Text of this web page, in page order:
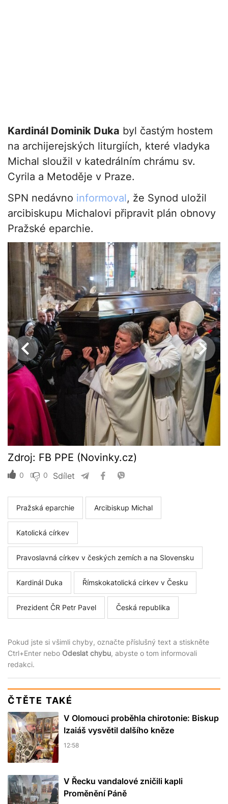
Kardinál Dominik Duka byl častým hostem
na archijerejských liturgiích, které vladyka
Michal sloužil v katedrálním chrámu sv.
Cyrila a Metoděje v Praze.
SPN nedávno informoval, že Synod uložil
arcibiskupu Michalovi připravit plán obnovy
Pražské eparchie.
Zdroj: FB PPE (Novinky.cz)
0 0 Sdílet
Pražská eparchie Arcibiskup Michal
Katolická církev
Pravoslavná církev v českých zemích a na Slovensku
Kardinál Duka Římskokatolická církev v Česku
Prezident ČR Petr Pavel Česká republika
Pokud jste si všimli chyby, označte příslušný text a stiskněte
Ctrl+Enter nebo Odeslat chybu, abyste o tom informovali
redakci.
ČTĚTE TAKÉ
V Olomouci proběhla chirotonie: Biskup
Izaiáš vysvětil dalšího kněze
12:58
V Řecku vandalové zničili kapli
Proměnění Páně